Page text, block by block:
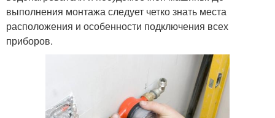
выполнения монтажа следует четко знать места
расположения и особенности подключения всех
приборов.